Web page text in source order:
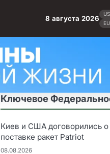
8 августа 2026
Ключевое
Киев и США договорились
поставке ракет Patriot
08.08.2026